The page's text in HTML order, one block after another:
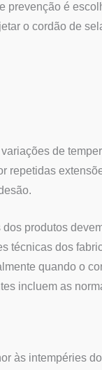
prevenção é
o cordão de
de
repetidas
produtos
técnicas dos
quando o
incluem as
às intempéries